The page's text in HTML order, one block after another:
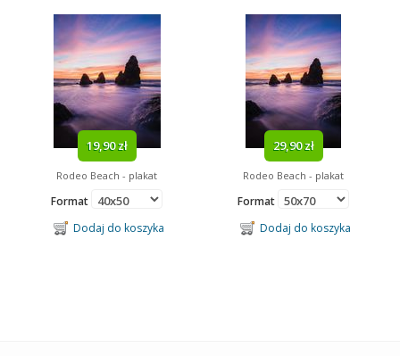
19,90 zł
Rodeo Beach - plakat
Format
Dodaj do koszyka
29,90 zł
Rodeo Beach - plakat
Format
Dodaj do koszyka